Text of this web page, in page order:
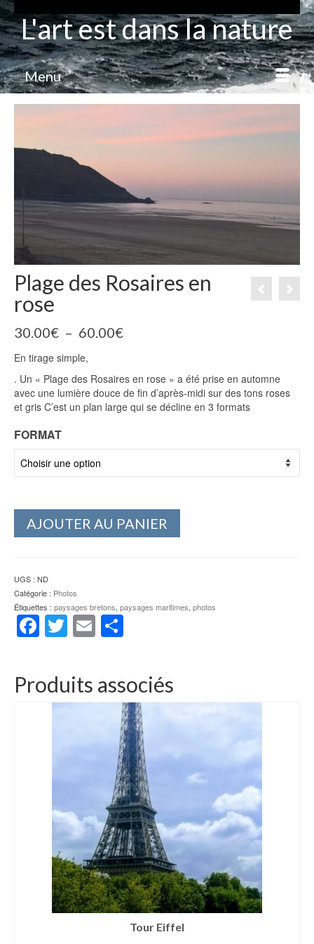
L'art est dans la nature
Menu
Plage des Rosaires en
rose
30.00€ – 60.00€Plage
30.00€
à
60.00€
En tirage simple,
. Un « Plage des Rosaires en rose » a été prise en automne
avec une lumière douce de fin d’après-midi sur des tons roses
et gris C’est un plan large qui se décline en 3 formats
FORMAT
AJOUTER AU PANIER
UGS : ND
Catégorie : Photos
Étiquettes : paysages bretons, paysages maritimes, photos
Facebook
Twitter
Email
Produits associés
Tour Eiffel